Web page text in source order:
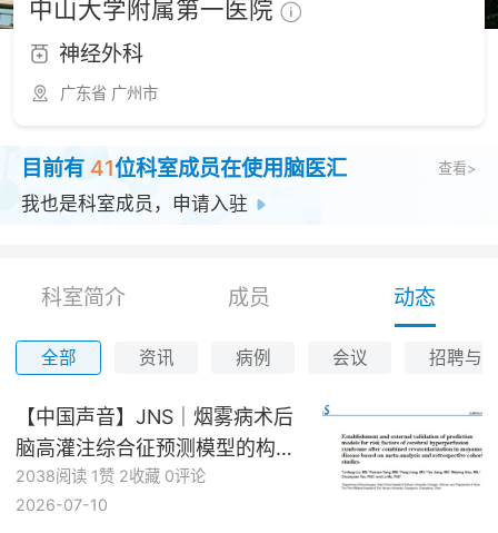
中山大学附属第一医院
神经外科
广东省 广州市
目前有 41位科室成员在使用脑医汇 查看>
我也是科室成员，申请入驻
科室简介 成员 动态
全部 资讯 病例 会议 招聘与
【中国声音】JNS｜烟雾病术后
脑高灌注综合征预测模型的构建
和验证——基于大规模Meta分析
与回顾性队列研究
2038阅读 1赞 2收藏 0评论
2026-07-10